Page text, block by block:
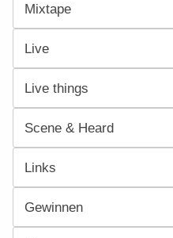
Mixtape
Live
Live things
Scene & Heard
Links
Gewinnen